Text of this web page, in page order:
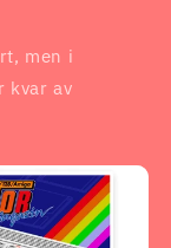
men i
kvar av